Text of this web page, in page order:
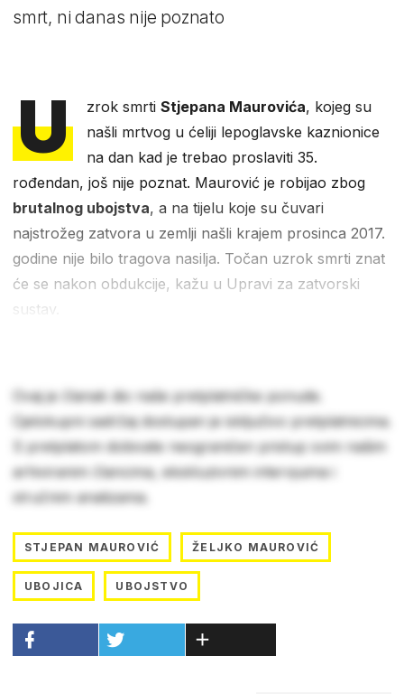
smrt, ni danas nije poznato
U zrok smrtiStjepana Maurovića, kojeg su
našli mrtvog u ćeliji lepoglavske kaznionice
na dan kad je trebao proslaviti 35.
rođendan, još nije poznat. Maurović je robijao zbog
brutalnog ubojstva, a na tijelu koje su čuvari
najstrožeg zatvora u zemlji našli krajem prosinca 2017.
godine nije bilo tragova nasilja. Točan uzrok smrti znat
će se nakon obdukcije, kažu u Upravi za zatvorski
sustav.
Ovaj je članak dio naše pretplatničke ponude.
Cjelokupni sadržaj dostupan je isključivo pretplatnicima.
S pretplatom dobivate neograničen pristup svim našim
arhiviranim člancima, ekskluzivnim intervjuima i
stručnim analizama.
STJEPAN MAUROVIĆ ŽELJKO MAUROVIĆ
UBOJICA UBOJSTVO